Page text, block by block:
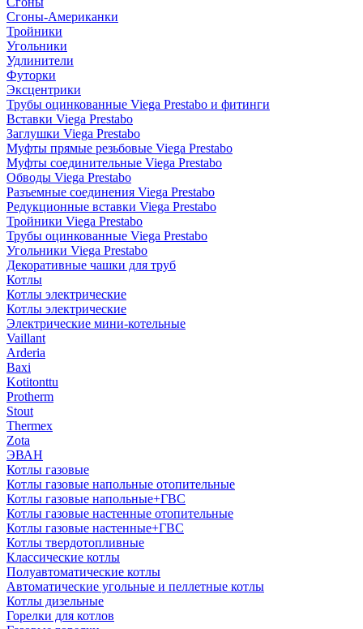
Сгоны-Американки
Тройники
Угольники
Удлинители
Футорки
Эксцентрики
Трубы оцинкованные Viega Prestabo и фитинги
Вставки Viega Prestabo
Заглушки Viega Prestabo
Муфты прямые резьбовые Viega Prestabo
Муфты соединительные Viega Prestabo
Обводы Viega Prestabo
Разъемные соединения Viega Prestabo
Редукционные вставки Viega Prestabo
Тройники Viega Prestabo
Трубы оцинкованные Viega Prestabo
Угольники Viega Prestabo
Декоративные чашки для труб
Котлы
Котлы электрические
Котлы электрические
Электрические мини-котельные
Vaillant
Arderia
Baxi
Kotitonttu
Protherm
Stout
Thermex
Zota
ЭВАН
Котлы газовые
Котлы газовые напольные отопительные
Котлы газовые напольные+ГВС
Котлы газовые настенные отопительные
Котлы газовые настенные+ГВС
Котлы твердотопливные
Классические котлы
Полуавтоматические котлы
Автоматические угольные и пеллетные котлы
Котлы дизельные
Горелки для котлов